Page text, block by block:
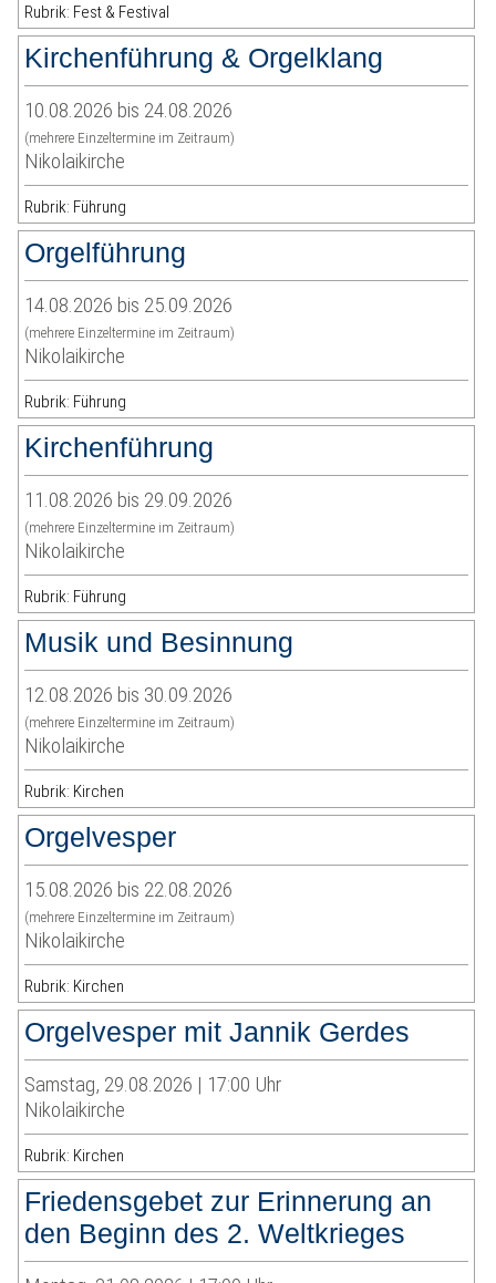
Rubrik: Fest & Festival
Kirchenführung & Orgelklang
10.08.2026 bis 24.08.2026
(mehrere Einzeltermine im Zeitraum)
Nikolaikirche
Rubrik: Führung
Orgelführung
14.08.2026 bis 25.09.2026
(mehrere Einzeltermine im Zeitraum)
Nikolaikirche
Rubrik: Führung
Kirchenführung
11.08.2026 bis 29.09.2026
(mehrere Einzeltermine im Zeitraum)
Nikolaikirche
Rubrik: Führung
Musik und Besinnung
12.08.2026 bis 30.09.2026
(mehrere Einzeltermine im Zeitraum)
Nikolaikirche
Rubrik: Kirchen
Orgelvesper
15.08.2026 bis 22.08.2026
(mehrere Einzeltermine im Zeitraum)
Nikolaikirche
Rubrik: Kirchen
Orgelvesper mit Jannik Gerdes
Samstag, 29.08.2026 | 17:00 Uhr
Nikolaikirche
Rubrik: Kirchen
Friedensgebet zur Erinnerung an
den Beginn des 2. Weltkrieges